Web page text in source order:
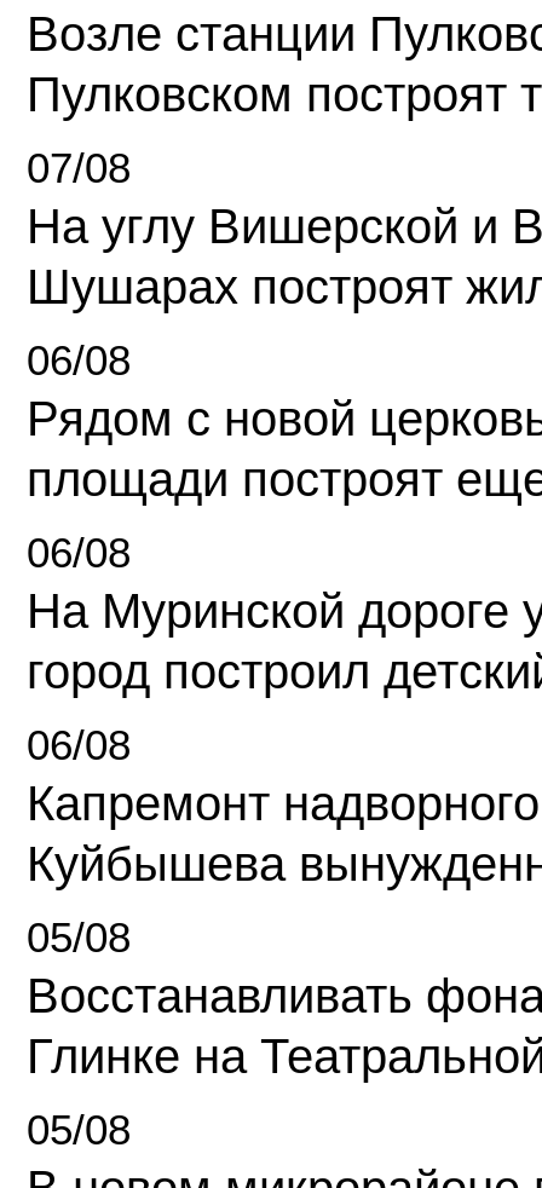
Возле станции
Пулковском построят
07/08
На углу Вишерской и
Шушарах построят
06/08
Рядом с новой
площади построят
06/08
На Муринской дороге
город построил
06/08
Капремонт
Куйбышева
05/08
Восстанавливать
Глинке на
05/08